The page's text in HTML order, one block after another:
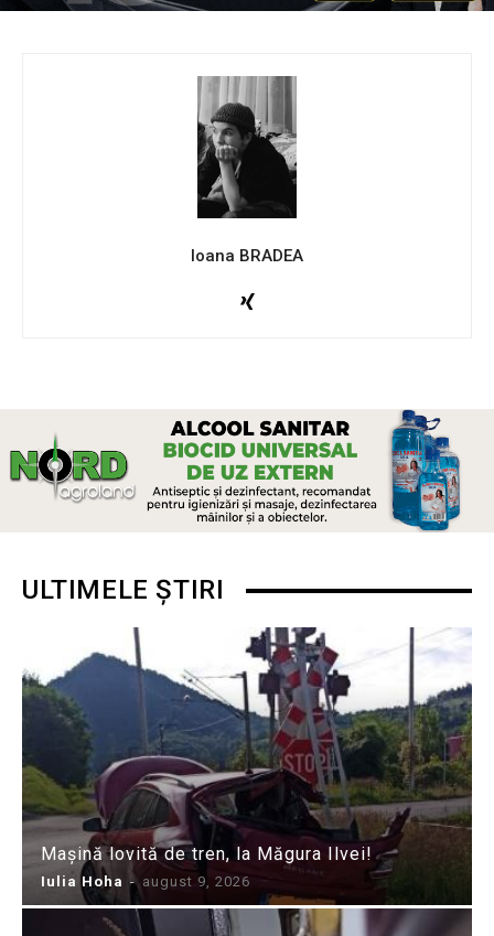
Ioana BRADEA
ULTIMELE ȘTIRI
Mașină lovită de tren, la Măgura Ilvei!
Iulia Hoha - august 9, 2026